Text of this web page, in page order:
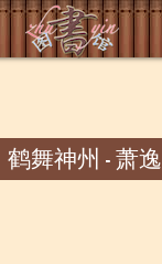
鹤舞神州 - 萧逸